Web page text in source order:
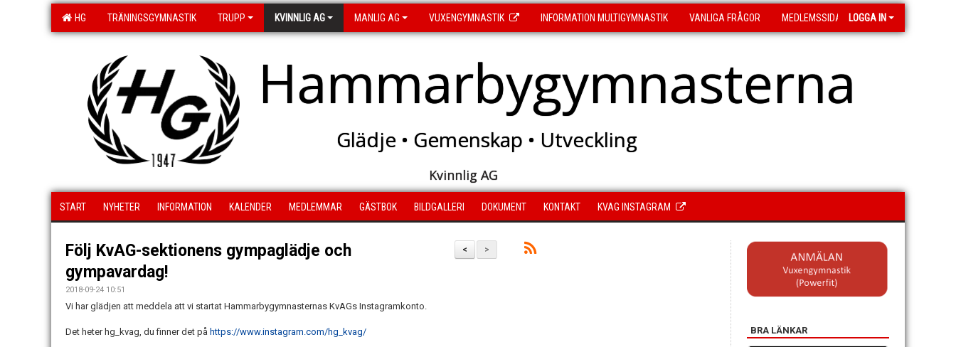
HG TRÄNINGSGYMNASTIK TRUPP KVINNLIG AG MANLIG AG VUXENGYMNASTIK INFORMATION MULTIGYMNASTIK VANLIGA FRÅGOR MEDLEMSSIDA LOGGA IN
Hammarbygymnasterna
Glädje • Gemenskap • Utveckling
Kvinnlig AG
START NYHETER INFORMATION KALENDER MEDLEMMAR GÄSTBOK BILDGALLERI DOKUMENT KONTAKT KVAG INSTAGRAM
>
<
Följ KvAG-sektionens gympaglädje och
gympavardag!
2018-09-24 10:51
Vi har glädjen att meddela att vi startat Hammarbygymnasternas KvAGs Instagramkonto.
Det heter hg_kvag, du finner det på https://www.instagram.com/hg_kvag/ BRA LÄNKAR